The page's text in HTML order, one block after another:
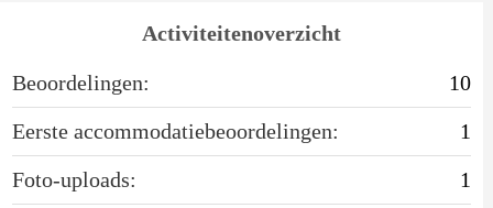
Activiteitenoverzicht
Beoordelingen:
10
Eerste accommodatiebeoordelingen:
1
Foto-uploads:
1